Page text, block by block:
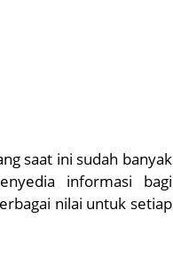
saat ini sudah banyak
informasi bagi
nilai untuk setiap